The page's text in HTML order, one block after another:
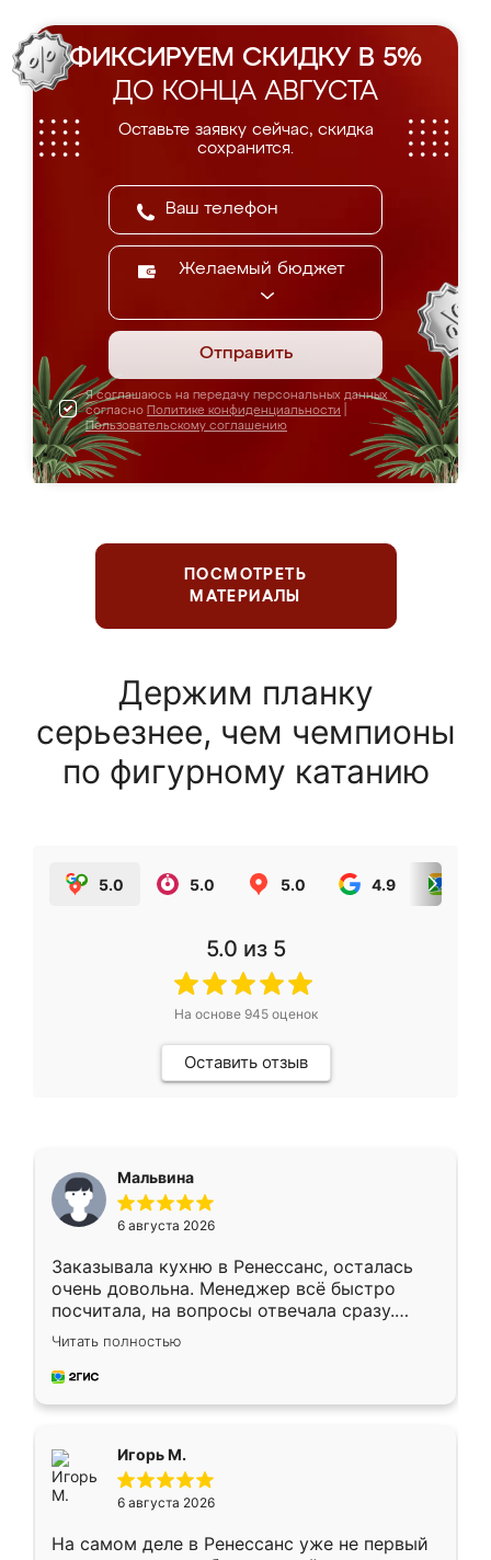
ФИКСИРУЕМ СКИДКУ В 5%
ДО КОНЦА АВГУСТА
Оставьте заявку сейчас, скидка
сохранится.
Желаемый бюджет
Отправить
Я соглашаюсь на передачу персональных данных
согласно Политике конфиденциальности
Пользовательскому соглашению
ПОСМОТРЕТЬ
МАТЕРИАЛЫ
Держим планку
серьезнее, чем чемпионы
по фигурному катанию
5.0 5.0 5.0 4.9
5.0 из 5
На основе 945оценок
Оставить отзыв
Мальвина
6 августа 2026
Заказывала кухню в Ренессанс, осталась
очень довольна. Менеджер всё быстро
посчитала, на вопросы отвечала сразу.
Замерщик приехал в субботу, подошёл к
делу со всей ответственностью. Собрали
за день, ребята работали аккуратно, даже
Читать полностью
Игорь М.
6 августа 2026
На самом деле в Ренессанс уже не первый